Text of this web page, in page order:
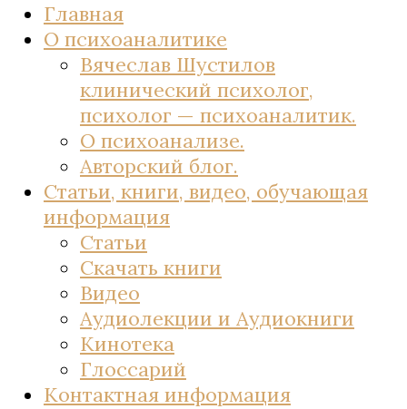
Главная
О психоаналитике
Вячеслав Шустилов
клинический психолог,
психолог — психоаналитик.
О психоанализе.
Авторский блог.
Статьи, книги, видео, обучающая
информация
Статьи
Скачать книги
Видео
Аудиолекции и Аудиокниги
Кинотека
Глоссарий
Контактная информация